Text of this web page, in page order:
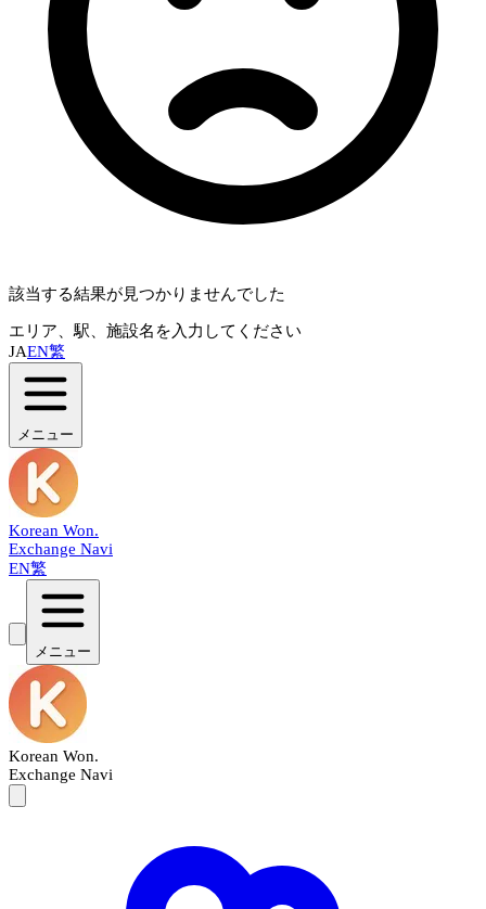
該当する結果が見つかりませんでした
エリア、駅、施設名を入力してください
JAEN繁
メニュー
Korean Won.
Exchange Navi
EN繁
メニュー
Korean Won.
Exchange Navi